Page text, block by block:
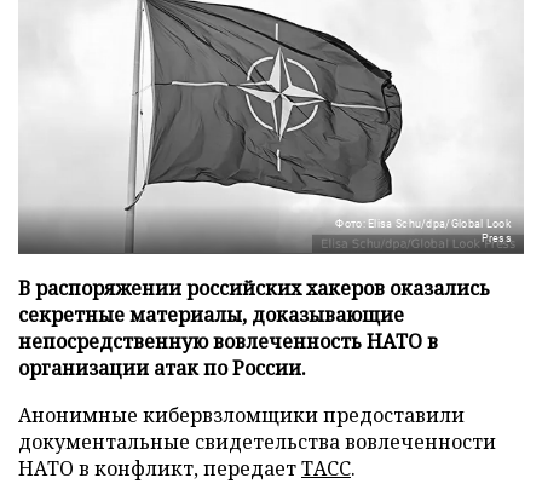
Фото: Elisa Schu/dpa/Global Look
Press
В распоряжении российских хакеров оказались
секретные материалы, доказывающие
непосредственную вовлеченность НАТО в
организации атак по России.
Анонимные кибервзломщики предоставили
документальные свидетельства вовлеченности
НАТО в конфликт, передаетТАСС.